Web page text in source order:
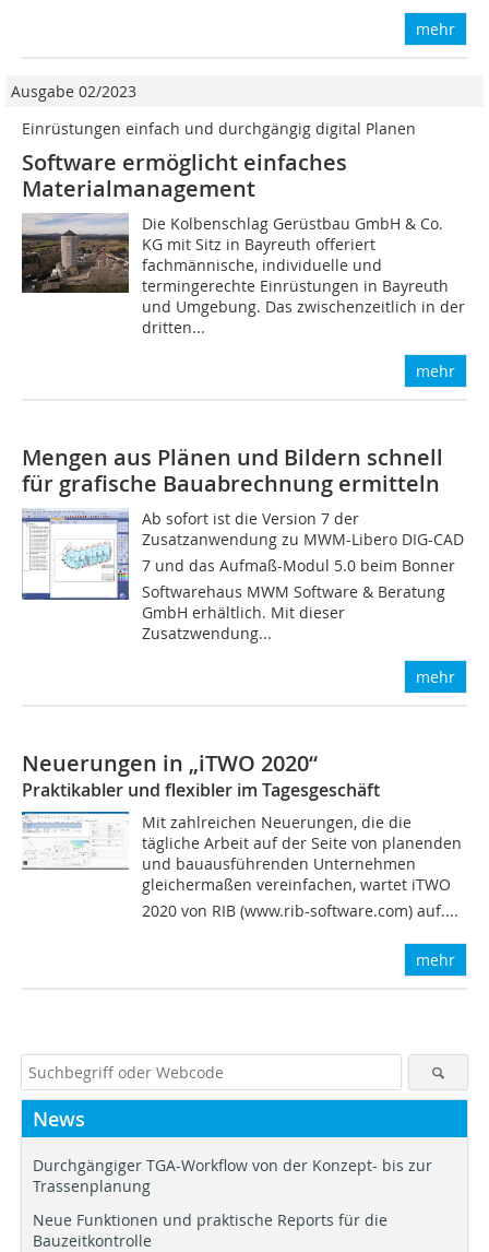
mehr
Ausgabe 02/2023
Einrüstungen einfach und durchgängig digital Planen
Software ermöglicht einfaches
Materialmanagement
Die Kolbenschlag Gerüstbau GmbH & Co.
KG mit Sitz in Bayreuth offeriert
fachmännische, individuelle und
termingerechte Einrüstungen in Bayreuth
und Umgebung. Das zwischenzeitlich in der
dritten...
mehr
Mengen aus Plänen und Bildern schnell
für grafische Bauabrechnung ermitteln
Ab sofort ist die Version 7 der
Zusatzanwendung zu MWM-Libero DIG-CAD
7 und das Aufmaß-Modul 5.0 beim Bonner
Softwarehaus MWM Software & Beratung
GmbH erhältlich. Mit dieser
Zusatzwendung...
mehr
Neuerungen in „iTWO 2020“
Praktikabler und flexibler im Tagesgeschäft
Mit zahlreichen Neuerungen, die die
tägliche Arbeit auf der Seite von planenden
und bauausführenden Unternehmen
gleichermaßen vereinfachen, wartet iTWO
2020 von RIB (www.rib-software.com) auf....
mehr
News
Durchgängiger TGA-Workflow von der Konzept- bis zur
Trassenplanung
Neue Funktionen und praktische Reports für die
Bauzeitkontrolle